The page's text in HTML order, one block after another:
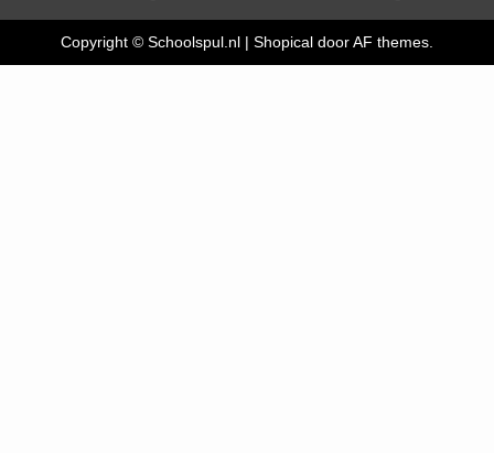
Copyright © Schoolspul.nl | Shopical door AF themes.